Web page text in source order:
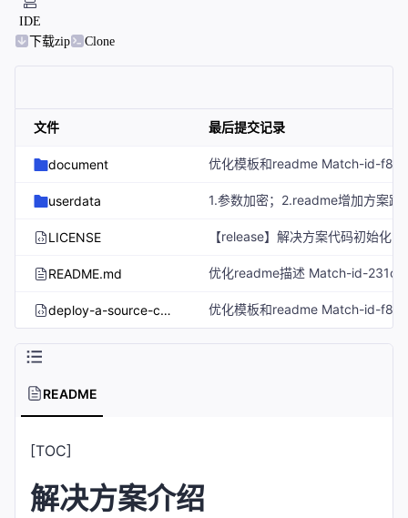
IDE
下载zip
Clone
文件 最后提交记录
document
userdata
LICENSE
README.md
deploy-a-source-code-build-system-based-on-jenkins.tf.json
README
[TOC]
解决方案介绍